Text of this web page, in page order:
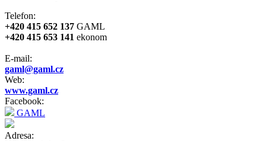
Telefon:
+420 415 652 137 GAML
+420 415 653 141 ekonom
E-mail:
gaml@gaml.cz
Web:
www.gaml.cz
Facebook:
GAML
Adresa: